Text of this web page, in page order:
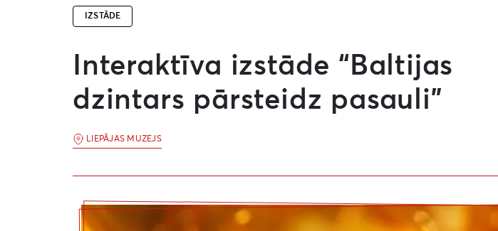
IZSTĀDE
Interaktīva izstāde “Baltijas
dzintars pārsteidz pasauli”
LIEPĀJAS MUZEJS